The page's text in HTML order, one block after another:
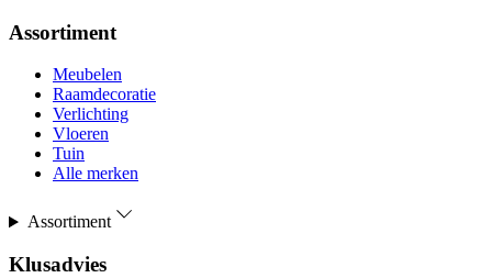
Assortiment
Meubelen
Raamdecoratie
Verlichting
Vloeren
Tuin
Alle merken
Assortiment
Klusadvies